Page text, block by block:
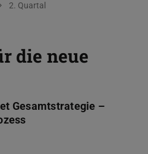
2. Quartal
die neue
Gesamtstrategie –